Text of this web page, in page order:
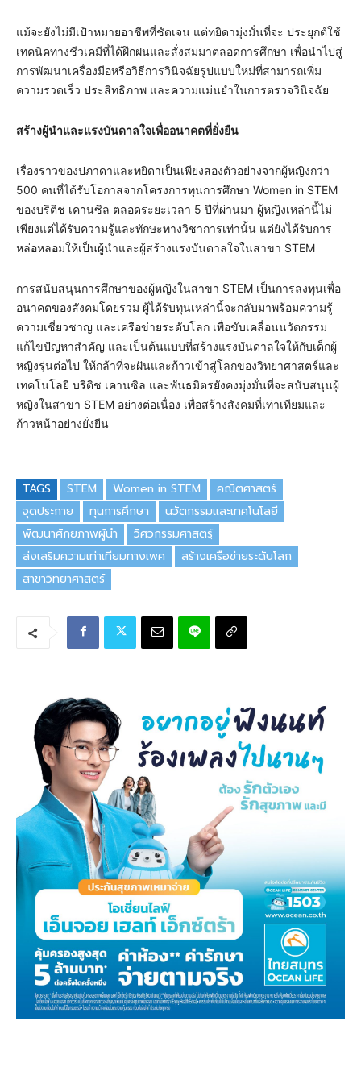
แม้จะยังไม่มีเป้าหมายอาชีพที่ชัดเจน แต่ทยิดามุ่งมั่นที่จะ ประยุกต์ใช้
เทคนิคทางชีวเคมีที่ได้ฝึกฝนและสั่งสมมาตลอดการศึกษา เพื่อนำไปสู่
การพัฒนาเครื่องมือหรือวิธีการวินิจฉัยรูปแบบใหม่ที่สามารถเพิ่ม
ความรวดเร็ว ประสิทธิภาพ และความแม่นยำในการตรวจวินิจฉัย
สร้างผู้นำและแรงบันดาลใจเพื่ออนาคตที่ยั่งยืน
เรื่องราวของปภาดาและทยิดาเป็นเพียงสองตัวอย่างจากผู้หญิงกว่า
500 คนที่ได้รับโอกาสจากโครงการทุนการศึกษา Women in STEM
ของบริติช เคานซิล ตลอดระยะเวลา 5 ปีที่ผ่านมา ผู้หญิงเหล่านี้ไม่
เพียงแต่ได้รับความรู้และทักษะทางวิชาการเท่านั้น แต่ยังได้รับการ
หล่อหลอมให้เป็นผู้นำและผู้สร้างแรงบันดาลใจในสาขา STEM
การสนับสนุนการศึกษาของผู้หญิงในสาขา STEM เป็นการลงทุนเพื่อ
อนาคตของสังคมโดยรวม ผู้ได้รับทุนเหล่านี้จะกลับมาพร้อมความรู้
ความเชี่ยวชาญ และเครือข่ายระดับโลก เพื่อขับเคลื่อนนวัตกรรม
แก้ไขปัญหาสำคัญ และเป็นต้นแบบที่สร้างแรงบันดาลใจให้กับเด็กผู้
หญิงรุ่นต่อไป ให้กล้าที่จะฝันและก้าวเข้าสู่โลกของวิทยาศาสตร์และ
เทคโนโลยี บริติช เคานซิล และพันธมิตรยังคงมุ่งมั่นที่จะสนับสนุนผู้
หญิงในสาขา STEM อย่างต่อเนื่อง เพื่อสร้างสังคมที่เท่าเทียมและ
ก้าวหน้าอย่างยั่งยืน
TAGS STEM Women in STEM
คณิตศาสตร์
จุดประกาย
ทุนการศึกษา
นวัตกรรมและเทคโนโลยี
พัฒนาศักยภาพผู้นำ
วิศวกรรมศาสตร์ฺ
ส่งเสริมความเท่าเทียมทางเพศ
สร้างเครือข่ายระดับโลก
สาขาวิทยาศาสตร์